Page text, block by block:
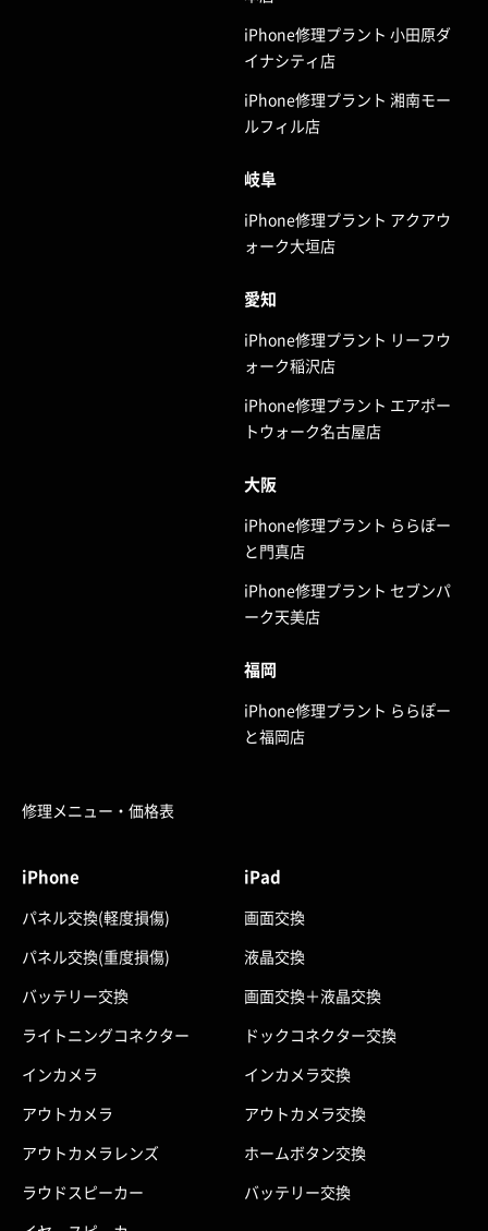
iPhone修理プラント 小田原ダ
イナシティ店
iPhone修理プラント 湘南モー
ルフィル店
岐阜
iPhone修理プラント アクアウ
ォーク大垣店
愛知
iPhone修理プラント リーフウ
ォーク稲沢店
iPhone修理プラント エアポー
トウォーク名古屋店
大阪
iPhone修理プラント ららぽー
と門真店
iPhone修理プラント セブンパ
ーク天美店
福岡
iPhone修理プラント ららぽー
と福岡店
修理メニュー・価格表
iPhone
パネル交換(軽度損傷)
パネル交換(重度損傷)
バッテリー交換
ライトニングコネクター
インカメラ
アウトカメラ
アウトカメラレンズ
ラウドスピーカー
iPad
画面交換
液晶交換
画面交換＋液晶交換
ドックコネクター交換
インカメラ交換
アウトカメラ交換
ホームボタン交換
バッテリー交換